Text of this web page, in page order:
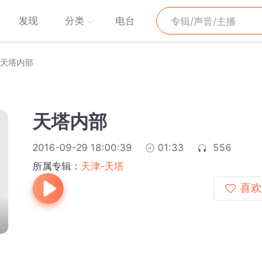
发现 分类 电台
天塔内部
天塔内部
2016-09-29 18:00:39 01:33
556
所属专辑： 天津-天塔
喜欢